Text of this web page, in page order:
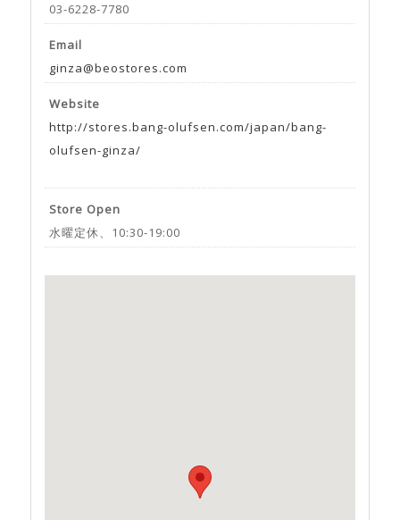
03-6228-7780
Email
ginza@beostores.com
Website
http://stores.bang-olufsen.com/japan/bang-
olufsen-ginza/
Store Open
水曜定休、10:30-19:00